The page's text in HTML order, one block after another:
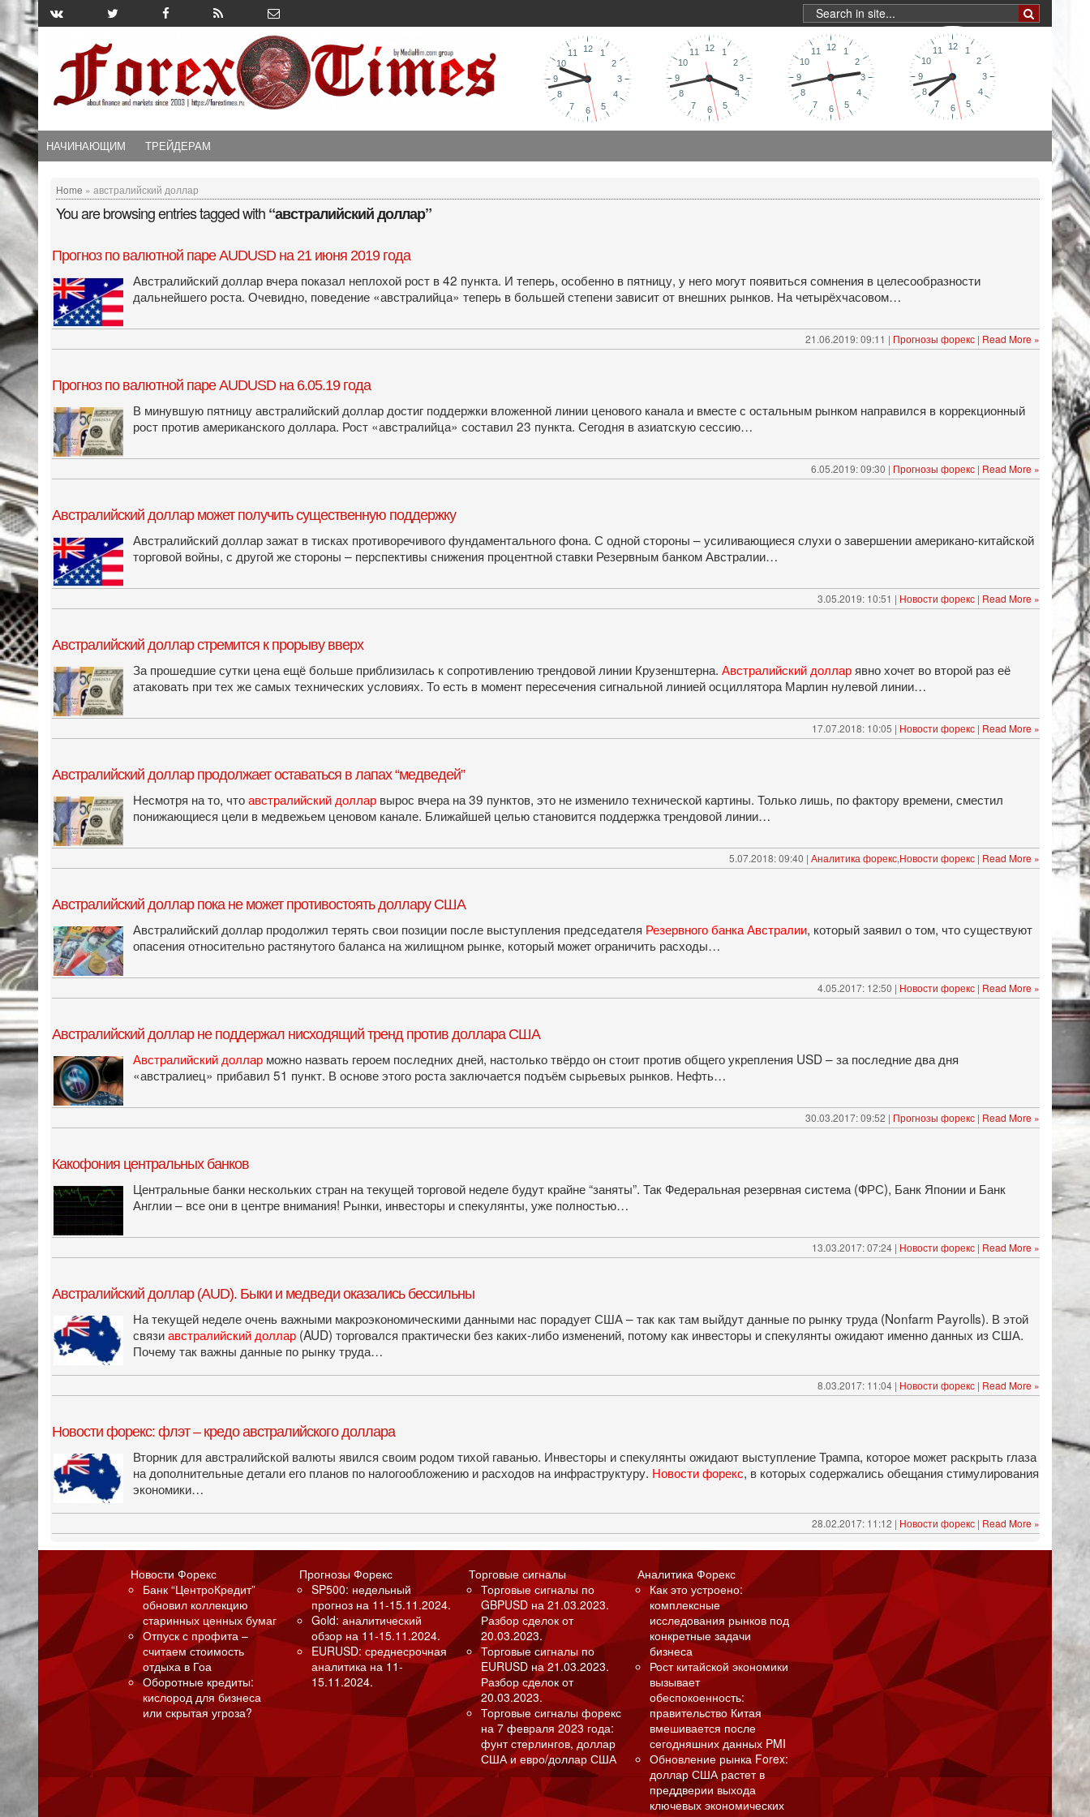
НАЧИНАЮЩИМ ТРЕЙДЕРАМ
Home » австралийский доллар
You are browsing entries tagged with“австралийский доллар”
Прогноз по валютной паре AUDUSD на 21 июня 2019 года
Австралийский доллар вчера показал неплохой рост в 42 пункта. И теперь, особенно в пятницу, у него могут появиться сомнения в целесообразности
дальнейшего роста. Очевидно, поведение «австралийца» теперь в большей степени зависит от внешних рынков. На четырёхчасовом…
21.06.2019: 09:11 | Прогнозы форекс | Read More »
Прогноз по валютной паре AUDUSD на 6.05.19 года
В минувшую пятницу австралийский доллар достиг поддержки вложенной линии ценового канала и вместе с остальным рынком направился в коррекционный
рост против американского доллара. Рост «австралийца» составил 23 пункта. Сегодня в азиатскую сессию…
6.05.2019: 09:30 | Прогнозы форекс | Read More »
Австралийский доллар может получить существенную поддержку
Австралийский доллар зажат в тисках противоречивого фундаментального фона. С одной стороны – усиливающиеся слухи о завершении американо-китайской
торговой войны, с другой же стороны – перспективы снижения процентной ставки Резервным банком Австралии…
3.05.2019: 10:51 | Новости форекс | Read More »
Австралийский доллар стремится к прорыву вверх
За прошедшие сутки цена ещё больше приблизилась к сопротивлению трендовой линии Крузенштерна. Австралийский долларявно хочет во второй раз её
атаковать при тех же самых технических условиях. То есть в момент пересечения сигнальной линией осциллятора Марлин нулевой линии…
17.07.2018: 10:05 | Новости форекс | Read More »
Австралийский доллар продолжает оставаться в лапах “медведей”
Несмотря на то, чтоавстралийский доллар вырос вчера на 39 пунктов, это не изменило технической картины. Только лишь, по фактору времени, сместил
понижающиеся цели в медвежьем ценовом канале. Ближайшей целью становится поддержка трендовой линии…
5.07.2018: 09:40 | Аналитика форекс,Новости форекс | Read More »
Австралийский доллар пока не может противостоять доллару США
Австралийский доллар продолжил терять свои позиции после выступления председателя Резервного банка Австралии, который заявил о том, что существуют
опасения относительно растянутого баланса на жилищном рынке, который может ограничить расходы…
4.05.2017: 12:50 | Новости форекс | Read More »
Австралийский доллар не поддержал нисходящий тренд против доллара США
Австралийский доллар можно назвать героем последних дней, настолько твёрдо он стоит против общего укрепления USD – за последние два дня
«австралиец» прибавил 51 пункт. В основе этого роста заключается подъём сырьевых рынков. Нефть…
30.03.2017: 09:52 | Прогнозы форекс | Read More »
Какофония центральных банков
Центральные банки нескольких стран на текущей торговой неделе будут крайне “заняты”. Так Федеральная резервная система (ФРС), Банк Японии и Банк
Англии – все они в центре внимания! Рынки, инвесторы и спекулянты, уже полностью…
13.03.2017: 07:24 | Новости форекс | Read More »
Австралийский доллар (AUD). Быки и медведи оказались бессильны
На текущей неделе очень важными макроэкономическими данными нас порадует США – так как там выйдут данные по рынку труда (Nonfarm Payrolls). В этой
связиавстралийский доллар (AUD) торговался практически без каких-либо изменений, потому как инвесторы и спекулянты ожидают именно данных из США.
Почему так важны данные по рынку труда…
8.03.2017: 11:04 | Новости форекс | Read More »
Новости форекс: флэт – кредо австралийского доллара
Вторник для австралийской валюты явился своим родом тихой гаванью. Инвесторы и спекулянты ожидают выступление Трампа, которое может раскрыть глаза
на дополнительные детали его планов по налогообложению и расходов на инфраструктуру. Новости форекс, в которых содержались обещания стимулирования
экономики…
28.02.2017: 11:12 | Новости форекс | Read More »
Новости Форекс
Банк “ЦентроКредит”
обновил коллекцию
старинных ценных бумаг
Отпуск с профита –
считаем стоимость
отдыха в Гоа
Оборотные кредиты:
кислород для бизнеса
или скрытая угроза?
Прогнозы Форекс
SP500: недельный
прогноз на 11-15.11.2024.
Gold: аналитический
обзор на 11-15.11.2024.
EURUSD: среднесрочная
аналитика на 11-
15.11.2024.
Торговые сигналы
Торговые сигналы по
GBPUSD на 21.03.2023.
Разбор сделок от
20.03.2023.
Торговые сигналы по
EURUSD на 21.03.2023.
Разбор сделок от
20.03.2023.
Торговые сигналы форекс
на 7 февраля 2023 года:
фунт стерлингов, доллар
США и евро/доллар США
Аналитика Форекс
Как это устроено:
комплексные
исследования рынков под
конкретные задачи
бизнеса
Рост китайской экономики
вызывает
обеспокоенность:
правительство Китая
вмешивается после
сегодняшних данных PMI
Обновление рынка Forex:
доллар США растет в
преддверии выхода
ключевых экономических